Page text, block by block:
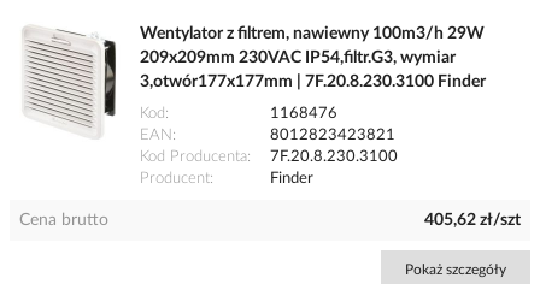
Wentylator z filtrem, nawiewny 100m3/h 29W
209x209mm 230VAC IP54,filtr.G3, wymiar
3,otwór177x177mm | 7F.20.8.230.3100 Finder
Kod
1168476
EAN
8012823423821
Kod Producenta
7F.20.8.230.3100
Producent
Finder
Cena brutto 405,62 zł/szt
Pokaż szczegóły